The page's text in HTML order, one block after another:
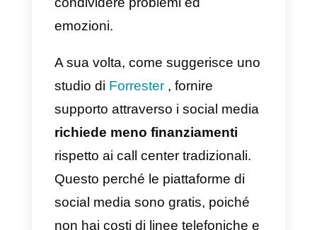
collegamento tral’estetica del
dell’utente. In particolare, hanno
dimostrato che un design
esteticamente accattivante aiuta
ad individuare rapidamente le
informazioni cercate, e
completare il processo più